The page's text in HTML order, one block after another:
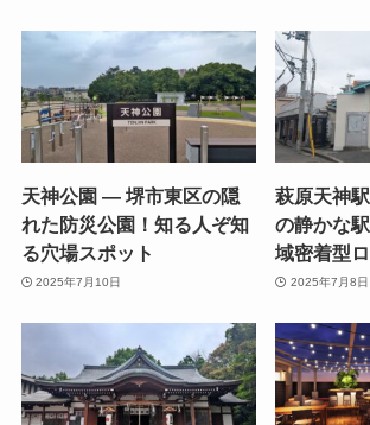
天神公園 — 堺市東区の隠
れた防災公園！知る人ぞ知
る穴場スポット
2025年7月10日
萩原天神
の静かな
域密着型
2025年7月8日